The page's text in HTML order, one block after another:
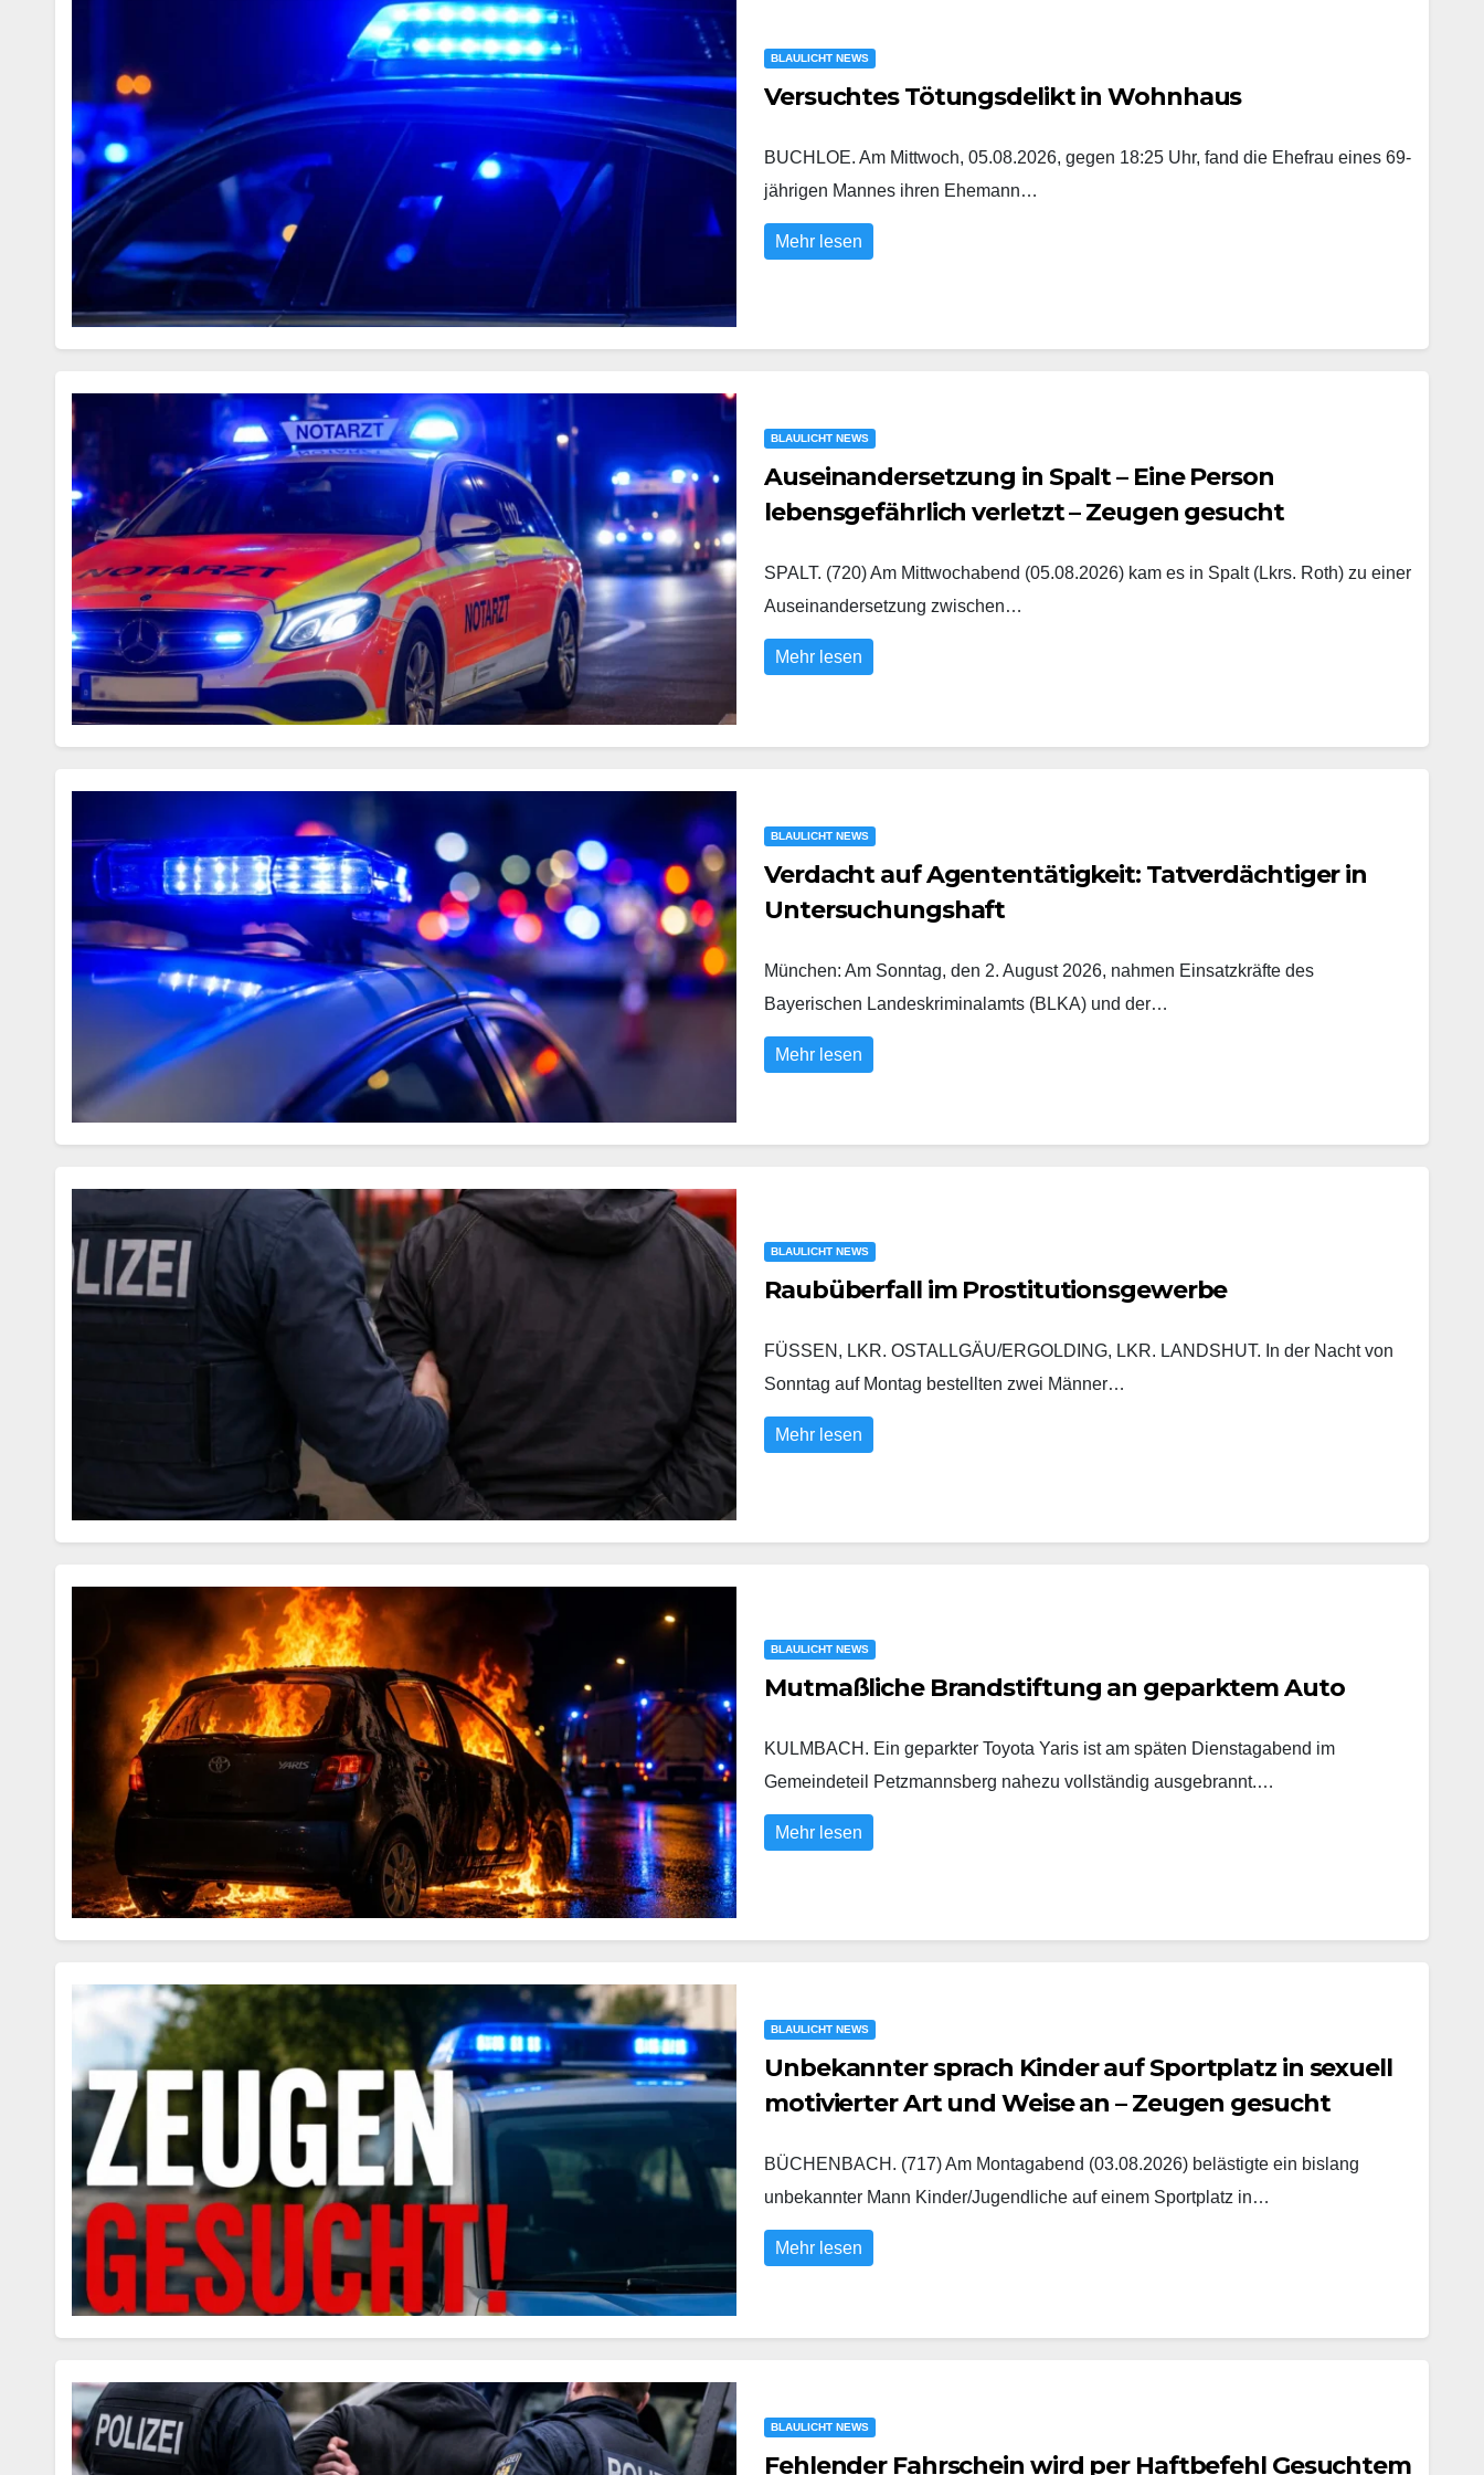
BLAULICHT NEWS
Versuchtes Tötungsdelikt in Wohnhaus
BUCHLOE. Am Mittwoch, 05.08.2026, gegen 18:25 Uhr, fand die Ehefrau eines 69-
jährigen Mannes ihren Ehemann…
Mehr lesen
BLAULICHT NEWS
Auseinandersetzung in Spalt – Eine Person
lebensgefährlich verletzt – Zeugen gesucht
SPALT. (720) Am Mittwochabend (05.08.2026) kam es in Spalt (Lkrs. Roth) zu einer
Auseinandersetzung zwischen…
Mehr lesen
BLAULICHT NEWS
Verdacht auf Agententätigkeit: Tatverdächtiger in
Untersuchungshaft
München: Am Sonntag, den 2. August 2026, nahmen Einsatzkräfte des
Bayerischen Landeskriminalamts (BLKA) und der…
Mehr lesen
BLAULICHT NEWS
Raubüberfall im Prostitutionsgewerbe
FÜSSEN, LKR. OSTALLGÄU/ERGOLDING, LKR. LANDSHUT. In der Nacht von
Sonntag auf Montag bestellten zwei Männer…
Mehr lesen
BLAULICHT NEWS
Mutmaßliche Brandstiftung an geparktem Auto
KULMBACH. Ein geparkter Toyota Yaris ist am späten Dienstagabend im
Gemeindeteil Petzmannsberg nahezu vollständig ausgebrannt.…
Mehr lesen
BLAULICHT NEWS
Unbekannter sprach Kinder auf Sportplatz in sexuell
motivierter Art und Weise an – Zeugen gesucht
BÜCHENBACH. (717) Am Montagabend (03.08.2026) belästigte ein bislang
unbekannter Mann Kinder/Jugendliche auf einem Sportplatz in…
Mehr lesen
BLAULICHT NEWS
Fehlender Fahrschein wird per Haftbefehl Gesuchtem